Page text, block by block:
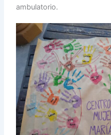
ambulatorio.